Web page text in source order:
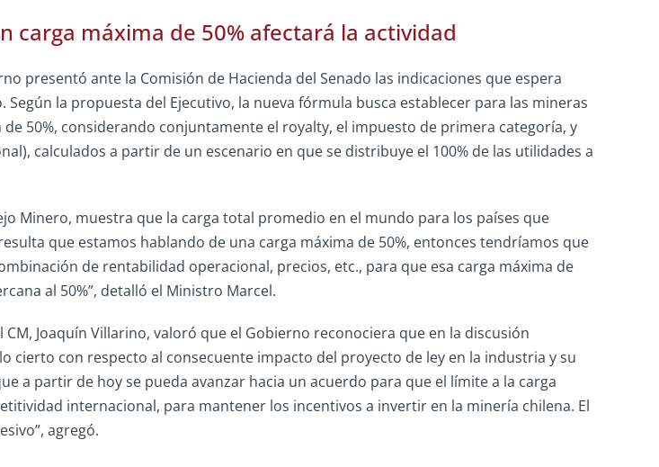
carga máxima de 50% afectará la actividad
presentó ante la Comisión de Hacienda del Senado las indicaciones que espera
la propuesta del Ejecutivo, la nueva fórmula busca establecer para las mineras
50%, considerando conjuntamente el royalty, el impuesto de primera categoría, y
calculados a partir de un escenario en que se distribuye el 100% de las utilidades a
Minero, muestra que la carga total promedio en el mundo para los países que
que estamos hablando de una carga máxima de 50%, entonces tendríamos que
de rentabilidad operacional, precios, etc., para que esa carga máxima de
al 50%”, detalló el Ministro Marcel.
Joaquín Villarino, valoró que el Gobierno reconociera que en la discusión
cierto con respecto al consecuente impacto del proyecto de ley en la industria y su
a partir de hoy se pueda avanzar hacia un acuerdo para que el límite a la carga
internacional, para mantener los incentivos a invertir en la minería chilena. El
agregó.